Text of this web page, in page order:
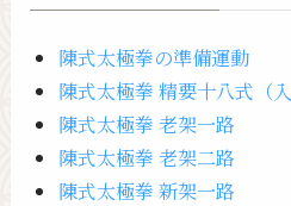
陳式太極拳の準備運動
陳式太極拳 精要十八式（
陳式太極拳 老架一路
陳式太極拳 老架二路
陳式太極拳 新架一路